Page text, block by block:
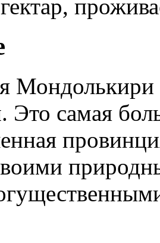
Мондолькири
самая